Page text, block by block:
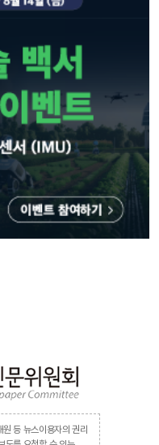
등 뉴스이용자의 권리